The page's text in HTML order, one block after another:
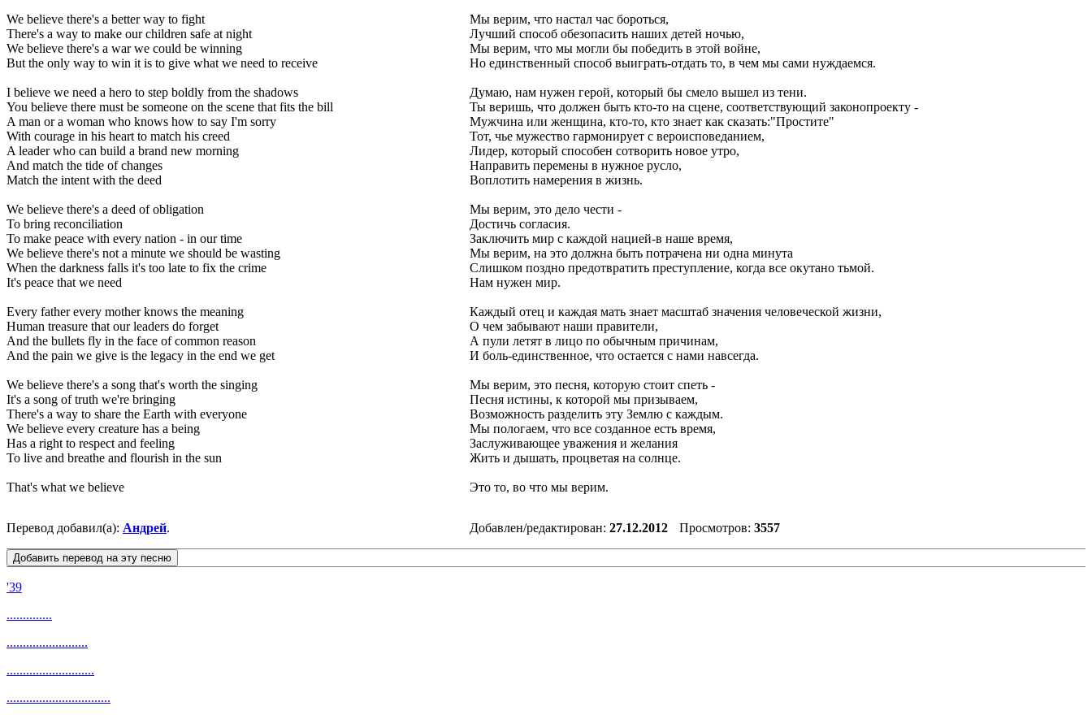
We believe there's a better way to fight
There's a way to make our children safe at night
We believe there's a war we could be winning
But the only way to win it is to give what we need to receive
I believe we need a hero to step boldly from the shadows
You believe there must be someone on the scene that fits the bill
A man or a woman who knows how to say I'm sorry
With courage in his heart to match his creed
A leader who can build a brand new morning
And match the tide of changes
Match the intent with the deed
We believe there's a deed of obligation
To bring reconciliation
To make peace with every nation - in our time
We believe there's not a minute we should be wasting
When the darkness falls it's too late to fix the crime
It's peace that we need
Every father every mother knows the meaning
Human treasure that our leaders do forget
And the bullets fly in the face of common reason
And the pain we give is the legacy in the end we get
We believe there's a song that's worth the singing
It's a song of truth we're bringing
There's a way to share the Earth with everyone
We believe every creature has a being
Has a right to respect and feeling
To live and breathe and flourish in the sun
That's what we believe
Мы верим, что настал час бороться,
Лучший способ обезопасить наших детей ночью,
Мы верим, что мы могли бы победить в этой войне,
Но единственный способ выиграть-отдать то, в чем мы сами нуждаемся.
Думаю, нам нужен герой, который бы смело вышел из тени.
Ты веришь, что должен быть кто-то на сцене, соответствующий законопроекту -
Мужчина или женщина, кто-то, кто знает как сказать:"Простите"
Тот, чье мужество гармонирует с вероисповеданием,
Лидер, который способен сотворить новое утро,
Направить перемены в нужное русло,
Воплотить намерения в жизнь.
Мы верим, это дело чести -
Достичь согласия.
Заключить мир с каждой нацией-в наше время,
Мы верим, на это должна быть потрачена ни одна минута
Слишком поздно предотвратить преступление, когда все окутано тьмой.
Нам нужен мир.
Каждый отец и каждая мать знает масштаб значения человеческой жизни,
О чем забывают наши правители,
А пули летят в лицо по обычным причинам,
И боль-единственное, что остается с нами навсегда.
Мы верим, это песня, которую стоит спеть -
Песня истины, к которой мы призываем,
Возможность разделить эту Землю с каждым.
Мы пологаем, что все созданное есть время,
Заслуживающее уважения и желания
Жить и дышать, процветая на солнце.
Это то, во что мы верим.
Перевод добавил(а): Андрей. Добавлен/редактирован: 27.12.2012 Просмотров: 3557
'39
..............
.........................
...........................
................................